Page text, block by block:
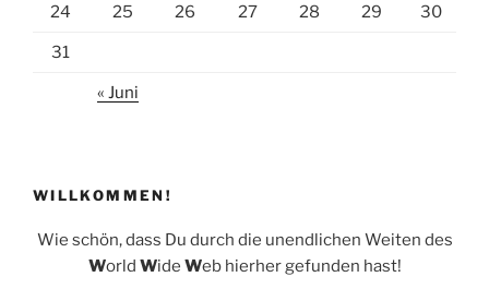
24 25 26 27 28 29 30
31
« Juni
WILLKOMMEN!
Wie schön, dass Du durch die unendlichen Weiten des
World Wide Web hierher gefunden hast!